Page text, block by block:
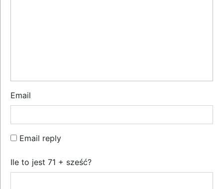
Email
Email reply
Ile to jest 71 + sześć?